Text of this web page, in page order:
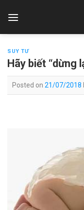
SUY TƯ
Hãy biết “dừng
Posted on 21/07/2018